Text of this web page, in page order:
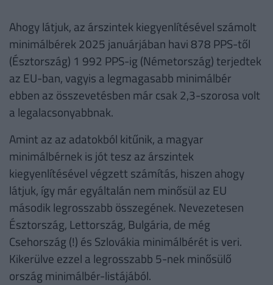
Ahogy látjuk, az árszintek kiegyenlítésével számolt
minimálbérek 2025 januárjában havi 878 PPS-től
(Észtország) 1 992 PPS-ig (Németország) terjedtek
az EU-ban, vagyis a legmagasabb minimálbér
ebben az összevetésben már csak 2,3-szorosa volt
a legalacsonyabbnak.
Amint az az adatokból kitűnik, a magyar
minimálbérnek is jót tesz az árszintek
kiegyenlítésével végzett számítás, hiszen ahogy
látjuk, így már egyáltalán nem minősül az EU
második legrosszabb összegének. Nevezetesen
Észtország, Lettország, Bulgária, de még
Csehország (!) és Szlovákia minimálbérét is veri.
Kikerülve ezzel a legrosszabb 5-nek minősülő
ország minimálbér-listájából.